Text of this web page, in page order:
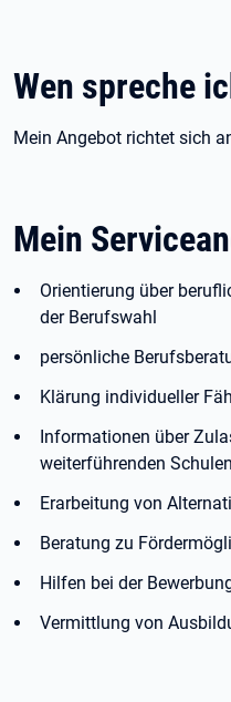
Wen spreche
Mein Angebot richtet sich
Mein
Orientierung über
der Berufswahl
persönliche
Klärung individueller
Informationen über
weiterführenden Schulen
Erarbeitung von
Beratung zu
Hilfen bei der
Vermittlung von